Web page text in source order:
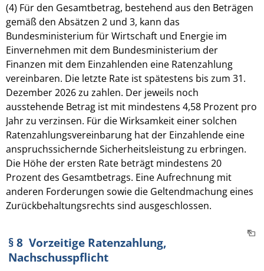
(4) Für den Gesamtbetrag, bestehend aus den Beträgen
gemäß den Absätzen 2 und 3, kann das
Bundesministerium für Wirtschaft und Energie im
Einvernehmen mit dem Bundesministerium der
Finanzen mit dem Einzahlenden eine Ratenzahlung
vereinbaren. Die letzte Rate ist spätestens bis zum 31.
Dezember 2026 zu zahlen. Der jeweils noch
ausstehende Betrag ist mit mindestens 4,58 Prozent pro
Jahr zu verzinsen. Für die Wirksamkeit einer solchen
Ratenzahlungsvereinbarung hat der Einzahlende eine
anspruchssichernde Sicherheitsleistung zu erbringen.
Die Höhe der ersten Rate beträgt mindestens 20
Prozent des Gesamtbetrags. Eine Aufrechnung mit
anderen Forderungen sowie die Geltendmachung eines
Zurückbehaltungsrechts sind ausgeschlossen.
§ 8 Vorzeitige Ratenzahlung,
Nachschusspflicht